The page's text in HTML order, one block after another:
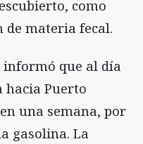
como
de materia fecal.
informó que al día
hacia Puerto
una semana, por
gasolina. La